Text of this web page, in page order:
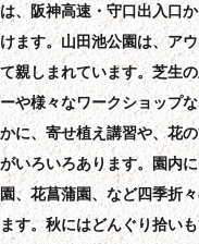
は、阪神高速・守口出入口
けます。山田池公園は、ア
て親しまれています。芝生
ーや様々なワークショップ
かに、寄せ植え講習や、花
がいろいろあります。園内
園、花菖蒲園、など四季折
ます。秋にはどんぐり拾い